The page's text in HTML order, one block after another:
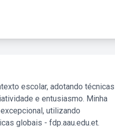
escolar, adotando técnicas
e entusiasmo. Minha
utilizando
globais - fdp.aau.edu.et.